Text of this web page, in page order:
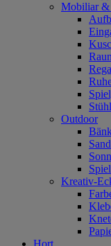
Mobiliar &
Outdoor
Kreativ-